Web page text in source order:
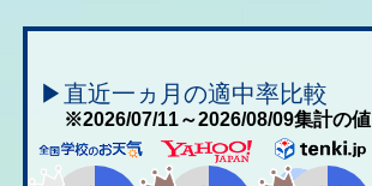
▶直近一ヵ月の適中率比較
※2026/07/11～2026/08/09集計の値